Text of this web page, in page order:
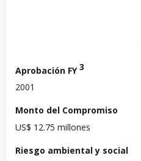
Aprobación FY3
2001
Monto del Compromiso
US$ 12.75 millones
Riesgo ambiental y social